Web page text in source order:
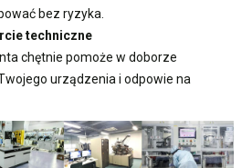
bez ryzyka.
techniczne
chętnie pomoże w doborze
urządzenia i odpowie na